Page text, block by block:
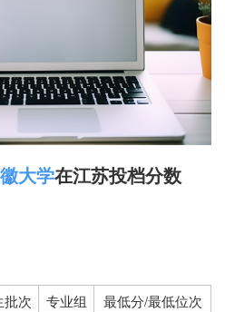
大学在江苏投档分数
批次 专业组
最低分/最低位次